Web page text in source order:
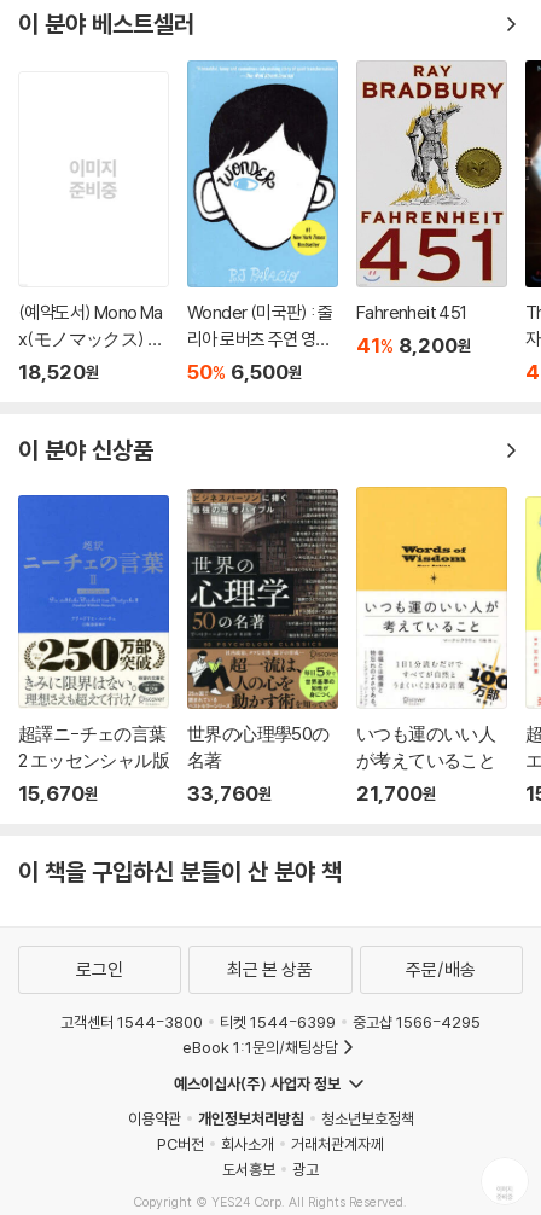
이 분야 베스트셀러
(예약도서) Mono Ma
x(モノマックス) 20
26年10月號
18,520원
Wonder (미국판) : 줄
리아 로버츠 주연 영화
'원더' 원작 소설
50% 6,500원
Fahrenheit 451
41% 8,200원
자
이 분야 신상품
超譯ニ-チェの言葉
2 エッセンシャル版
15,670원
世界の心理學50の
名著
33,760원
いつも運のいい人
が考えていること
21,700원
이 책을 구입하신 분들이 산 분야 책
로그인 최근 본 상품 주문/배송
고객센터 1544-3800 티켓 1544-6399
중고샵 1566-4295
eBook 1:1문의/채팅상담
예스이십사(주) 사업자 정보
이용약관
개인정보처리방침
청소년보호정책
PC버전
회사소개
거래처관계자께
도서홍보
광고
Copyright © YES24 Corp. All Rights Reserved.